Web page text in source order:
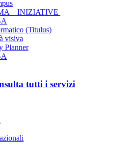
– INIZIATIVE
(Titulus)
visiva
Planner
tutti i servizi